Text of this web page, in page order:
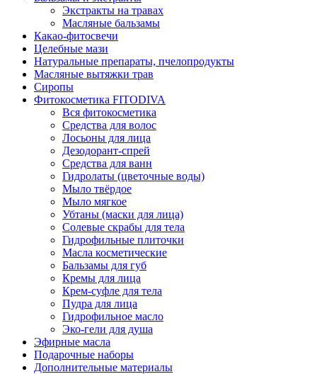
Экстракты на травах
Масляные бальзамы
Какао-фитосвечи
Целебные мази
Натуральные препараты, пчелопродукты
Масляные вытяжки трав
Сиропы
Фитокосметика FITODIVA
Вся фитокосметика
Средства для волос
Лосьоны для лица
Дезодорант-спрей
Средства для ванн
Гидролаты (цветочные воды)
Мыло твёрдое
Мыло мягкое
Убтаны (маски для лица)
Солевые скрабы для тела
Гидрофильные плиточки
Масла косметические
Бальзамы для губ
Кремы для лица
Крем-суфле для тела
Пудра для лица
Гидрофильное масло
Эко-гели для душа
Эфирные масла
Подарочные наборы
Дополнительные материалы